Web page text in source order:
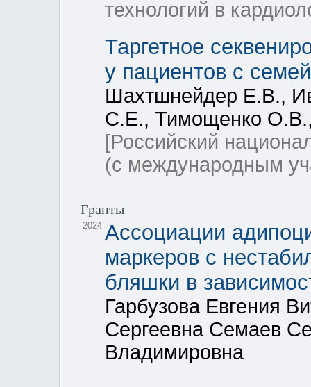
технологий в
Таргетное
у пациентов с
Шахтшнейдер Е.В.,
С.Е., Тимощенко
[Российский
(с международным
Гранты
2024 Ассоциации
маркеров с
бляшки в
Гарбузова Евгения
Сергеевна Семаев
Владимировна